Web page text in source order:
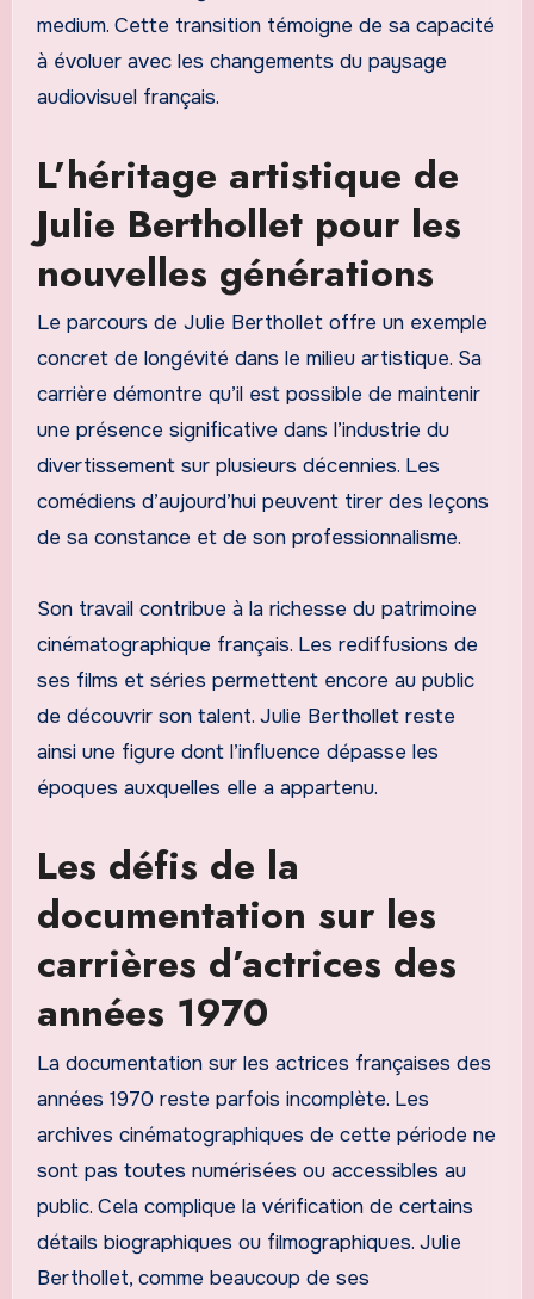
medium. Cette transition témoigne de sa capacité
à évoluer avec les changements du paysage
audiovisuel français.
L’héritage artistique de
Julie Berthollet pour les
nouvelles générations
Le parcours de Julie Berthollet offre un exemple
concret de longévité dans le milieu artistique. Sa
carrière démontre qu’il est possible de maintenir
une présence significative dans l’industrie du
divertissement sur plusieurs décennies. Les
comédiens d’aujourd’hui peuvent tirer des leçons
de sa constance et de son professionnalisme.
Son travail contribue à la richesse du patrimoine
cinématographique français. Les rediffusions de
ses films et séries permettent encore au public
de découvrir son talent. Julie Berthollet reste
ainsi une figure dont l’influence dépasse les
époques auxquelles elle a appartenu.
Les défis de la
documentation sur les
carrières d’actrices des
années 1970
La documentation sur les actrices françaises des
années 1970 reste parfois incomplète. Les
archives cinématographiques de cette période ne
sont pas toutes numérisées ou accessibles au
public. Cela complique la vérification de certains
détails biographiques ou filmographiques. Julie
Berthollet, comme beaucoup de ses